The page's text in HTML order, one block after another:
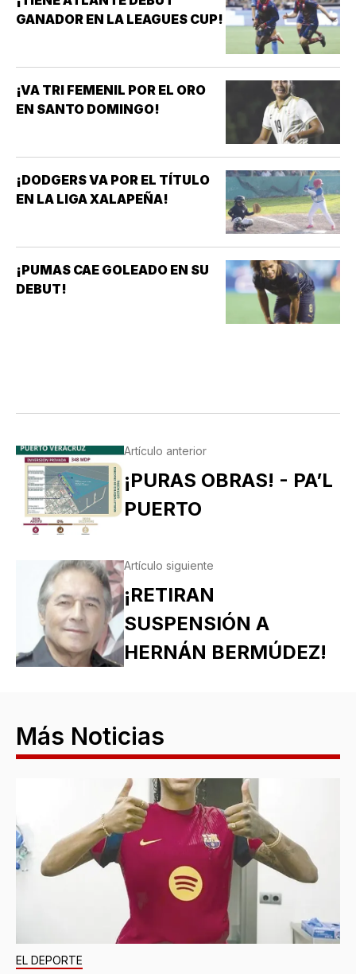
GANADOR EN LA LEAGUES CUP!
¡VA TRI FEMENIL POR EL ORO
EN SANTO DOMINGO!
¡DODGERS VA POR EL TÍTULO
EN LA LIGA XALAPEÑA!
¡PUMAS CAE GOLEADO EN SU
DEBUT!
Artículo anterior
¡PURAS OBRAS! - PA’L
PUERTO
Artículo siguiente
¡RETIRAN
SUSPENSIÓN A
HERNÁN BERMÚDEZ!
Más Noticias
EL DEPORTE